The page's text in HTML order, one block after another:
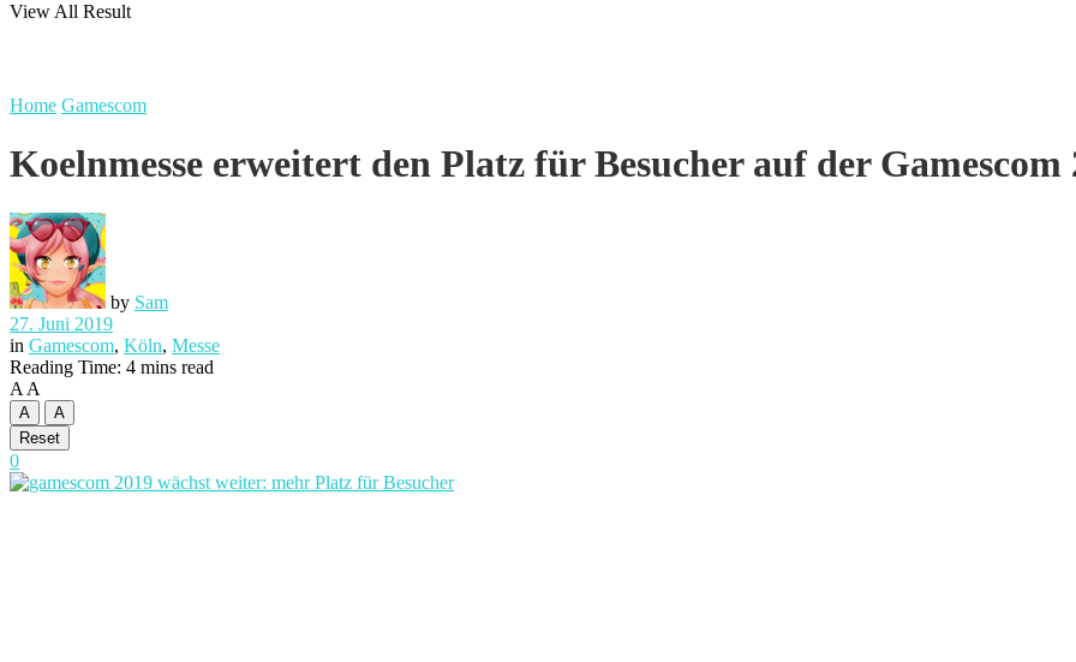
View All Result
Home Gamescom
Koelnmesse erweitert den Platz für Besucher auf der Gamescom
by Sam
27. Juni 2019
in Gamescom, Köln, Messe
Reading Time: 4 mins read
A A
A
A
Reset
0